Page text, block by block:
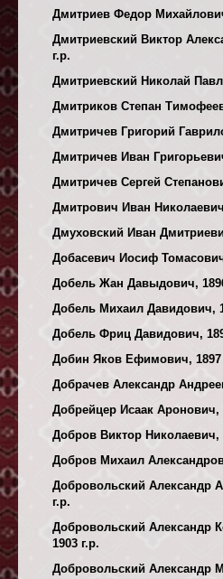
Дмитриев Федор
Дмитриевский Виктор
г.р.
Дмитриевский Николай
Дмитриков Степан
Дмитричев Григорий
Дмитричев Иван
Дмитричев Сергей
Дмитрович Иван
Дмуховский Иван
Добасевич Иосиф
Добель Жан Давыдович,
Добель Михаил Давидович,
Добель Фриц Давидович,
Добин Яков Ефимович, 1897
Добрачев Александр
Добрейцер Исаак Аронович,
Добров Виктор Николаевич,
Добров Михаил
Добровольский Александр
г.р.
Добровольский Александр
1903 г.р.
Добровольский Александр